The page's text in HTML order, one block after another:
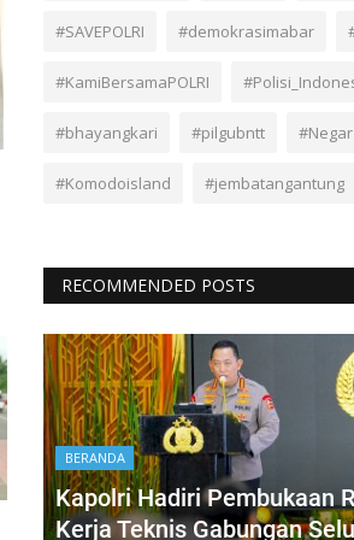
#SAVEPOLRI #demokrasimabar
#KamiBersamaPOLRI
#bhayangkari #pilgubntt
#Komodoisland #jembatangantung
RECOMMENDED POSTS
BERANDA
Kapolri Hadiri Pembukaan
Kerja Teknis Gabungan